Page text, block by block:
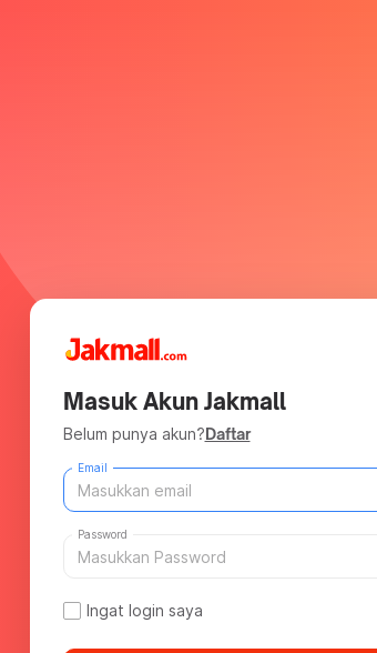
Masuk Akun Jakmall
Belum punya akun?Daftar
Email
Password
Ingat login saya